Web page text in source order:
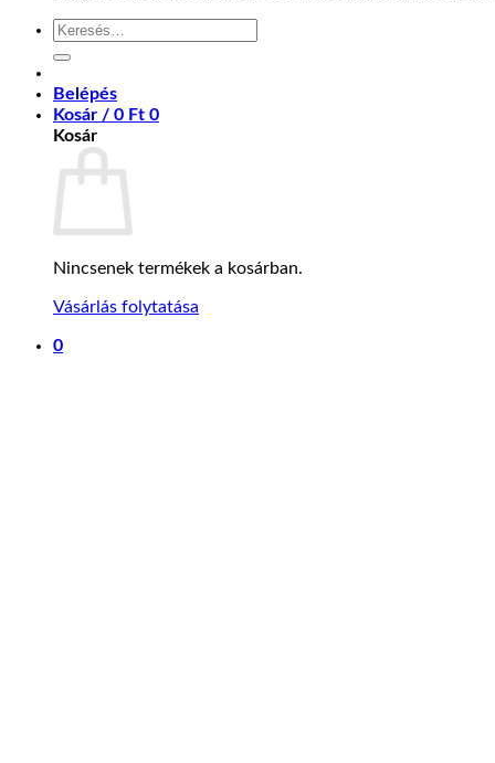
Keresés
Belépés
Kosár / 0 Ft 0
Kosár
Nincsenek termékek a kosárban.
Vásárlás folytatása
0